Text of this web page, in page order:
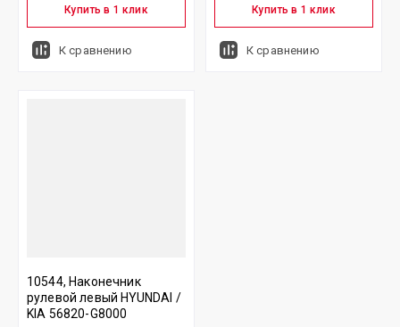
Купить в 1 клик
К сравнению
Купить в 1 клик
К сравнению
10544, Наконечник
рулевой левый HYUNDAI /
KIA 56820-G8000